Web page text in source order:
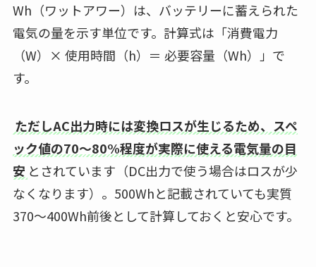
Wh（ワットアワー）は、バッテリーに蓄えられた
電気の量を示す単位です。計算式は「消費電力
（W）× 使用時間（h）＝ 必要容量（Wh）」で
す。
ただしAC出力時には変換ロスが生じるため、スペ
ック値の70〜80%程度が実際に使える電気量の目
安 とされています（DC出力で使う場合はロスが少
なくなります）。500Whと記載されていても実質
370〜400Wh前後として計算しておくと安心です。